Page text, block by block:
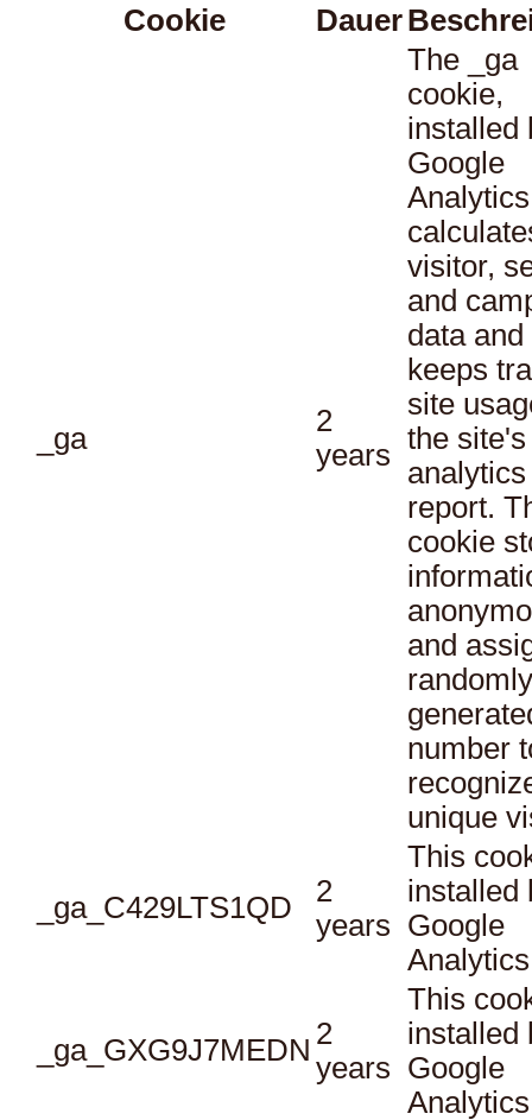
Cookie
Dauer
_ga
2
years
The _ga
cookie,
installed
Google
visitor,
and
data and
keeps
site
the site's
analytics
report.
cookie
and
randomly
number
unique
_ga_C429LTS1QD
2
years
This
installed
Google
_ga_GXG9J7MEDN 2
years
This
installed
Google